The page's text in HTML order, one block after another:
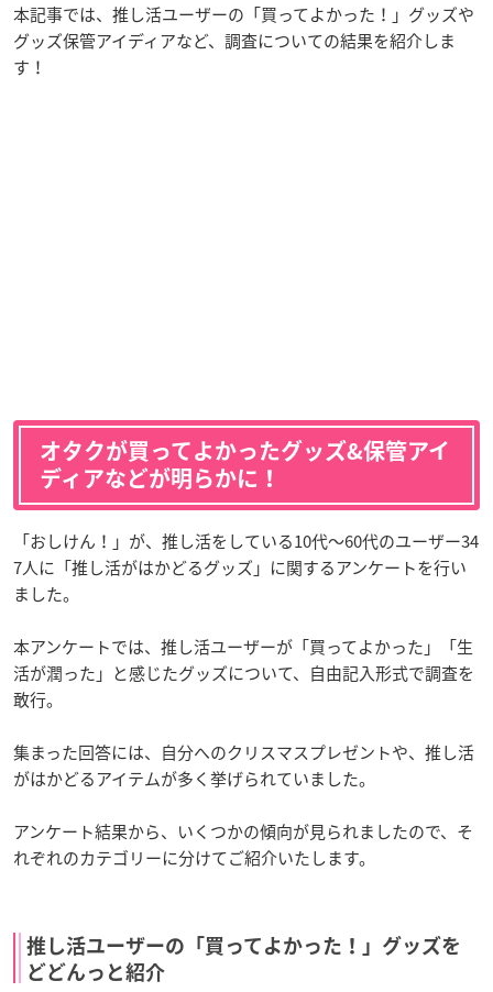
本記事では、推し活ユーザーの「買ってよかった！」グッズや
グッズ保管アイディアなど、調査についての結果を紹介しま
す！
オタクが買ってよかったグッズ&保管アイ
ディアなどが明らかに！
「おしけん！」が、推し活をしている10代～60代のユーザー34
7人に「推し活がはかどるグッズ」に関するアンケートを行い
ました。
本アンケートでは、推し活ユーザーが「買ってよかった」「生
活が潤った」と感じたグッズについて、自由記入形式で調査を
敢行。
集まった回答には、自分へのクリスマスプレゼントや、推し活
がはかどるアイテムが多く挙げられていました。
アンケート結果から、いくつかの傾向が見られましたので、そ
れぞれのカテゴリーに分けてご紹介いたします。
推し活ユーザーの「買ってよかった！」グッズを
どどんっと紹介